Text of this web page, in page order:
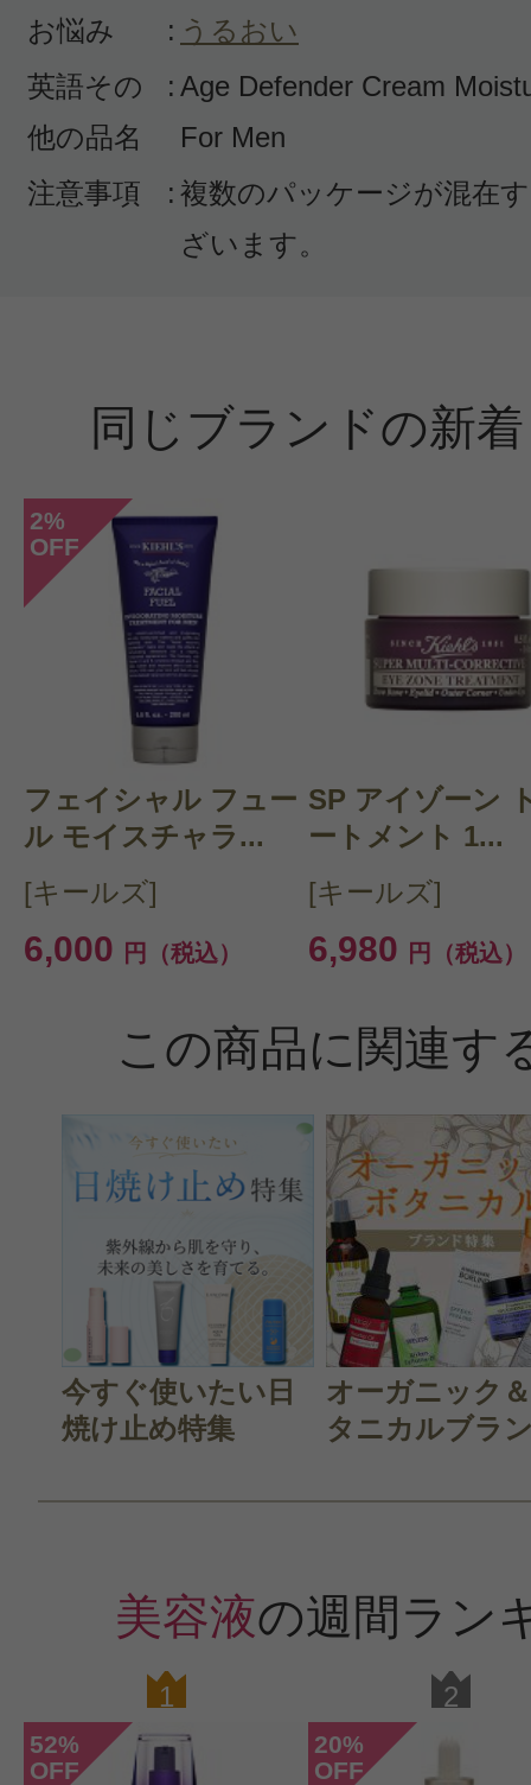
お悩み
: うるおい
英語その
他の品名
: Age Defender Cream
For Men
注意事項
: 複数のパッケージが混在
ざいます。
同じブランドの新
2%
OFF
フェイシャル フュー
ル モイスチャラ...
[キールズ]
6,000 円（税込）
SP アイゾーン
ートメント 1...
[キールズ]
6,980 円（税込）
この商品に関連す
今すぐ使いたい日
焼け止め特集
オーガニック
タニカルブラ
美容液の週間ラン
1
52%
OFF
2
20%
OFF